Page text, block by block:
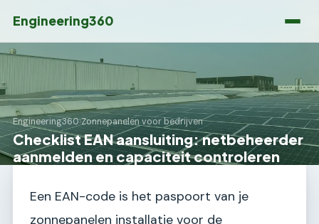
Engineering360
Engineering360›Zonnepanelen voor bedrijven
Checklist EAN aansluiting: netbeheerder
aanmelden en capaciteit controleren
Een EAN-code is het paspoort van je
zonnepanelen installatie voor de